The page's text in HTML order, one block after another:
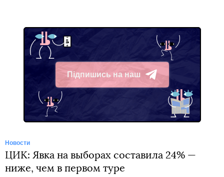
Підпишись на наш
Telegram
Новости
ЦИК: Явка на выборах составила 24% —
ниже, чем в первом туре